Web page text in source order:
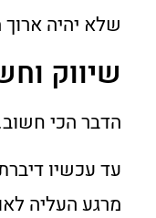
שלא יהיה ארוך מדי. עד 2
שיווק
הדבר הכי
עד עכשיו
מרגע העליה